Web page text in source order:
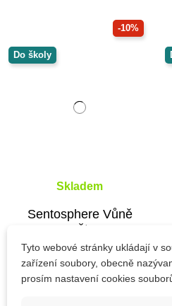
-10%
Do školy
Skladem
Sentosphere Vůně
světa
926 Kč1 029 Kč
Tyto webové stránky ukládají v
zařízení soubory, obecně
prosím nastavení cookies